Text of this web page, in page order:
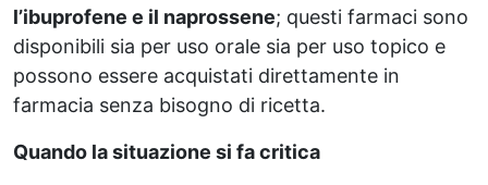
l’ibuprofene e il naprossene; questi farmaci sono
disponibili sia per uso orale sia per uso topico e
possono essere acquistati direttamente in
farmacia senza bisogno di ricetta.
Quando la situazione si fa critica